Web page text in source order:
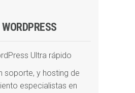
Ultra rápido
soporte, y hosting de
especialistas en